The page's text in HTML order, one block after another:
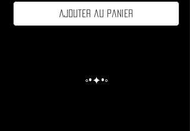
Ajouter au panier
◦•✦•◦